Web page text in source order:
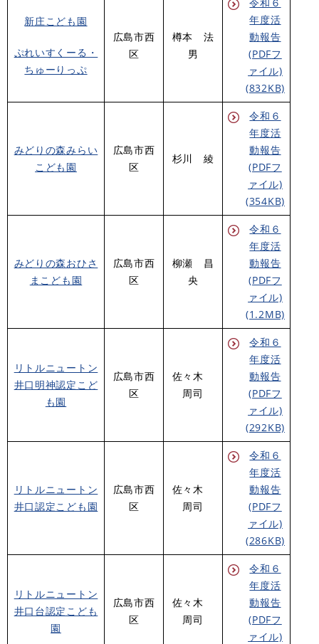
新庄こども園
ぷれいすくーる・
ちゅーりっぷ
広島市西
区
樽本 法
男
年度活
動報告
(PDFフ
ァイル)
(832KB)
みどりの森みらい
こども園
広島市西
区
杉川 綾
令和６
年度活
動報告
(PDFフ
ァイル)
(354KB)
みどりの森おひさ
まこども園
広島市西
区
柳瀬 昌
央
令和６
年度活
動報告
(PDFフ
ァイル)
(1.2MB)
リトルニュートン
井口明神認定こど
も園
広島市西
区
佐々木
周司
令和６
年度活
動報告
(PDFフ
ァイル)
(292KB)
リトルニュートン
井口認定こども園
広島市西
区
佐々木
周司
令和６
年度活
動報告
(PDFフ
ァイル)
(286KB)
リトルニュートン
井口台認定こども
園
広島市西
区
佐々木
周司
令和６
年度活
動報告
(PDFフ
ァイル)